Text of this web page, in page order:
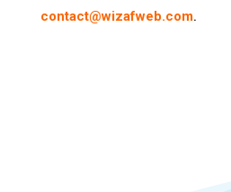
contact@wizafweb.com.